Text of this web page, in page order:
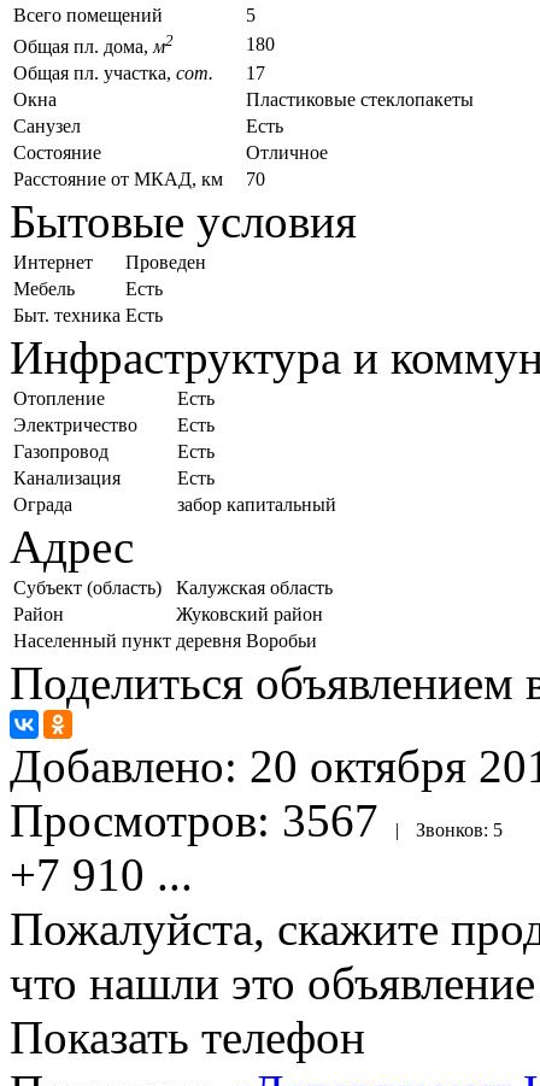
Всего помещений
5
Общая пл. дома, м2
180
Общая пл. участка, сот.
17
Окна
Пластиковые стеклопакеты
Санузел
Есть
Состояние
Отличное
Расстояние от МКАД, км
70
Бытовые условия
Интернет
Проведен
Мебель
Есть
Быт. техника Есть
Инфраструктура и
Отопление
Есть
Электричество
Есть
Газопровод
Есть
Канализация
Есть
Ограда
забор капитальный
Адрес
Субъект (область)
Калужская область
Район
Жуковский район
Населенный пункт деревня Воробьи
Поделиться объявлением
Добавлено: 20 октября
Просмотров: 3567 | Звонков: 5
+7 910 ...
Пожалуйста, скажите
что нашли это
Показать телефон